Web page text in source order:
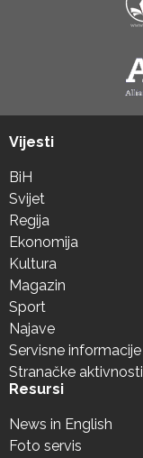
Vijesti
BiH
Svijet
Regija
Ekonomija
Kultura
Magazin
Sport
Najave
Servisne informacije
Stranačke aktivnosti
Resursi
News in English
Foto servis